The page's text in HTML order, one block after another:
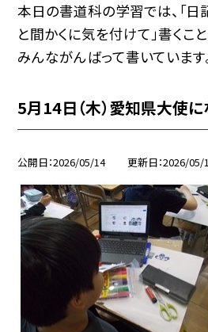
本日の書道科の学習では、「日
と間かくに気を付けて」書くこ
みんながんばって書いています
5月14日（木）愛知県大使に
公開日 2026/05/14 更新日 2026/05/